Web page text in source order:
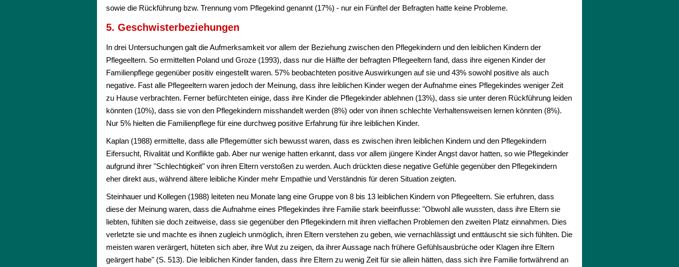
sowie die Rückführung bzw. Trennung vom Pflegekind genannt (17%) - nur ein Fünftel der Befragten hatte keine Probleme.
5. Geschwisterbeziehungen
In drei Untersuchungen galt die Aufmerksamkeit vor allem der Beziehung zwischen den Pflegekindern und den leiblichen Kindern der
Pflegeeltern. So ermittelten Poland und Groze (1993), dass nur die Hälfte der befragten Pflegeeltern fand, dass ihre eigenen Kinder der
Familienpflege gegenüber positiv eingestellt waren. 57% beobachteten positive Auswirkungen auf sie und 43% sowohl positive als auch
negative. Fast alle Pflegeeltern waren jedoch der Meinung, dass ihre leiblichen Kinder wegen der Aufnahme eines Pflegekindes weniger Zeit
zu Hause verbrachten. Ferner befürchteten einige, dass ihre Kinder die Pflegekinder ablehnen (13%), dass sie unter deren Rückführung leiden
könnten (10%), dass sie von den Pflegekindern misshandelt werden (8%) oder von ihnen schlechte Verhaltensweisen lernen könnten (8%).
Nur 5% hielten die Familienpflege für eine durchweg positive Erfahrung für ihre leiblichen Kinder.
Kaplan (1988) ermittelte, dass alle Pflegemütter sich bewusst waren, dass es zwischen ihren leiblichen Kindern und den Pflegekindern
Eifersucht, Rivalität und Konflikte gab. Aber nur wenige hatten erkannt, dass vor allem jüngere Kinder Angst davor hatten, so wie Pflegekinder
aufgrund ihrer "Schlechtigkeit" von ihren Eltern verstoßen zu werden. Auch drückten diese negative Gefühle gegenüber den Pflegekindern
eher direkt aus, während ältere leibliche Kinder mehr Empathie und Verständnis für deren Situation zeigten.
Steinhauer und Kollegen (1988) leiteten neu Monate lang eine Gruppe von 8 bis 13 leiblichen Kindern von Pflegeeltern. Sie erfuhren, dass
diese der Meinung waren, dass die Aufnahme eines Pflegekindes ihre Familie stark beeinflusse: "Obwohl alle wussten, dass ihre Eltern sie
liebten, fühlten sie doch zeitweise, dass sie gegenüber den Pflegekindern mit ihren vielfachen Problemen den zweiten Platz einnahmen. Dies
verletzte sie und machte es ihnen zugleich unmöglich, ihren Eltern verstehen zu geben, wie vernachlässigt und enttäuscht sie sich fühlten. Die
meisten waren verärgert, hüteten sich aber, ihre Wut zu zeigen, da ihrer Aussage nach frühere Gefühlsausbrüche oder Klagen ihre Eltern
geärgert habe" (S. 513). Die leiblichen Kinder fanden, dass ihre Eltern zu wenig Zeit für sie allein hätten, dass sich ihre Familie fortwährend an